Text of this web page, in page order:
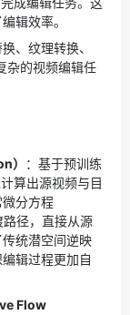
辑效率。
、纹理转换、
杂的视频编辑任
）
：基于预训练
算出源视频与目
分方程
路径，直接从源
统潜空间逆映
辑过程更加自
Flow